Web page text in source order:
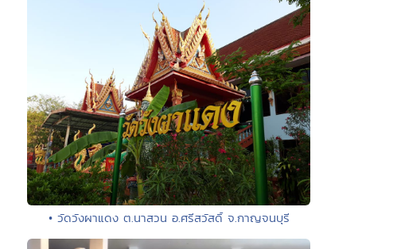
• วัดวังผาแดง ต.นาสวน อ.ศรีสวัสดิ์ จ.กาญจนบุรี